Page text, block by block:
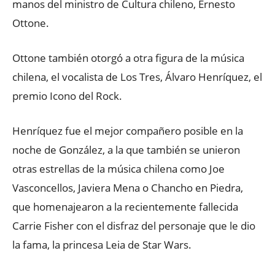
manos del ministro de Cultura chileno, Ernesto
Ottone.
Ottone también otorgó a otra figura de la música
chilena, el vocalista de Los Tres, Álvaro Henríquez, el
premio Icono del Rock.
Henríquez fue el mejor compañero posible en la
noche de González, a la que también se unieron
otras estrellas de la música chilena como Joe
Vasconcellos, Javiera Mena o Chancho en Piedra,
que homenajearon a la recientemente fallecida
Carrie Fisher con el disfraz del personaje que le dio
la fama, la princesa Leia de Star Wars.